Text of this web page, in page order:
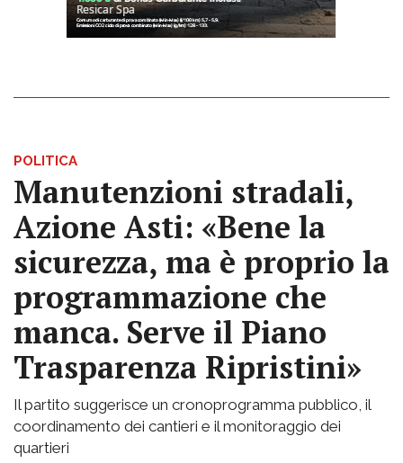
POLITICA
Manutenzioni stradali,
Azione Asti: «Bene la
sicurezza, ma è proprio la
programmazione che
manca. Serve il Piano
Trasparenza Ripristini»
Il partito suggerisce un cronoprogramma pubblico, il
coordinamento dei cantieri e il monitoraggio dei
quartieri